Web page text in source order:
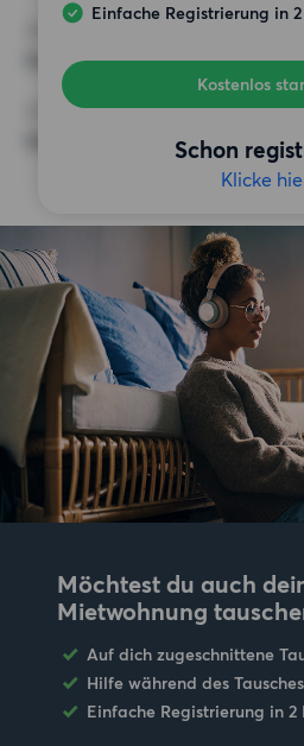
Einfache Registrierung in
Kostenlos
Schon
Klicke
Keine besonderen
SONSTIGE PRÄFERENZEN
Keine bestimmten Präferenzen
Möchtest du auch
Mietwohnung
Auf dich zugeschnittene
Hilfe während des Tausches
Einfache Registrierung in 2